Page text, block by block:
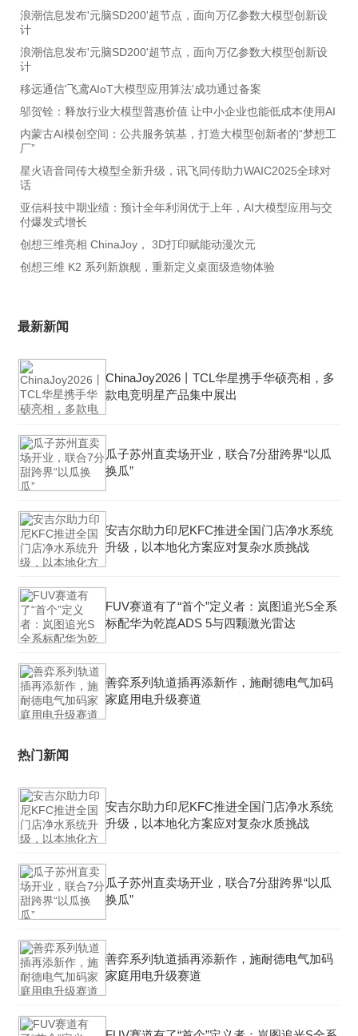
浪潮信息发布'元脑SD200'超节点，面向万亿参数大模型创新设
计
浪潮信息发布'元脑SD200'超节点，面向万亿参数大模型创新设
计
移远通信'飞鸢AIoT大模型应用算法'成功通过备案
邬贺铨：释放行业大模型普惠价值 让中小企业也能低成本使用AI
内蒙古AI模创空间：公共服务筑基，打造大模型创新者的“梦想工
厂”
星火语音同传大模型全新升级，讯飞同传助力WAIC2025全球对
话
亚信科技中期业绩：预计全年利润优于上年，AI大模型应用与交
付爆发式增长
创想三维亮相 ChinaJoy， 3D打印赋能动漫次元
创想三维 K2 系列新旗舰，重新定义桌面级造物体验
最新新闻
ChinaJoy2026丨TCL华星携手华硕亮相，多
款电竞明星产品集中展出
瓜子苏州直卖场开业，联合7分甜跨界“以瓜
换瓜”
安吉尔助力印尼KFC推进全国门店净水系统
升级，以本地化方案应对复杂水质挑战
FUV赛道有了“首个”定义者：岚图追光S全系
标配华为乾崑ADS 5与四颗激光雷达
善弈系列轨道插再添新作，施耐德电气加码
家庭用电升级赛道
热门新闻
安吉尔助力印尼KFC推进全国门店净水系统
升级，以本地化方案应对复杂水质挑战
瓜子苏州直卖场开业，联合7分甜跨界“以瓜
换瓜”
善弈系列轨道插再添新作，施耐德电气加码
家庭用电升级赛道